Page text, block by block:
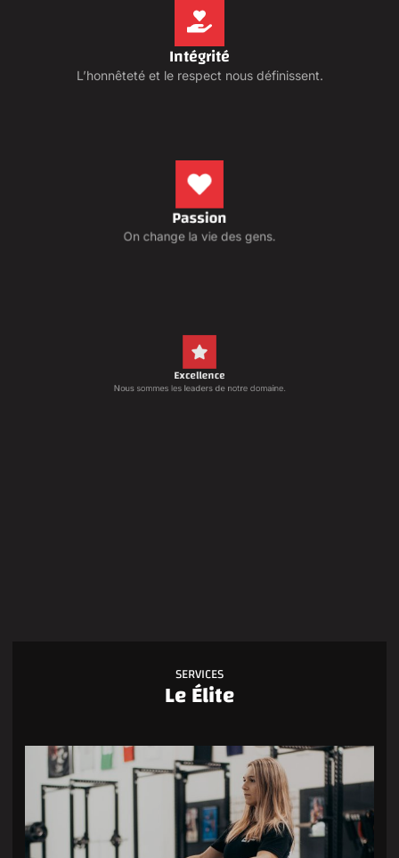
Intégrité
L’honnêteté et le respect nous définissent.
Passion
On change la vie des gens.
Excellence
SERVICES
Le Élite